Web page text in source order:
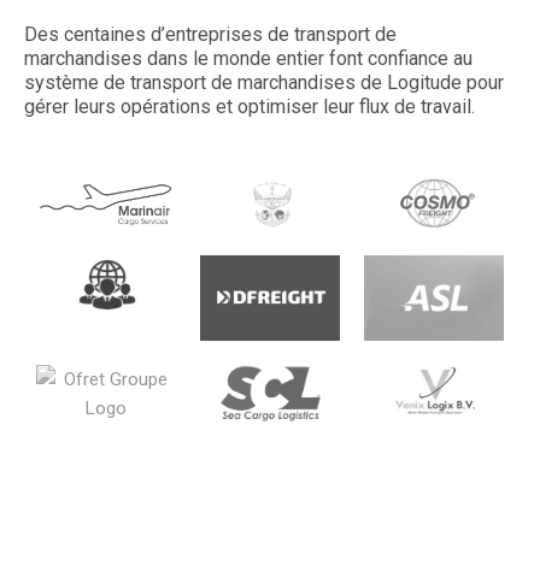
Des centaines d’entreprises de transport de
marchandises dans le monde entier font confiance au
système de transport de marchandises de Logitude pour
gérer leurs opérations et optimiser leur flux de travail.